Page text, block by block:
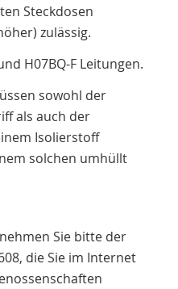
Steckdosen
zulässig.
H07BQ-F Leitungen.
sowohl der
als auch der
Isolierstoff
solchen umhüllt
Sie bitte der
die Sie im Internet